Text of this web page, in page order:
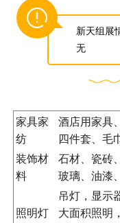
新天组展
无
家具家
纺
酒店用家具
四件套、毛
装饰材
料
石材、瓷砖
玻璃、油漆
照明灯
吊灯，显示
大面积照明